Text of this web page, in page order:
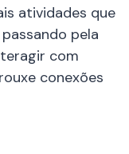
atividades que
pela
com
conexões